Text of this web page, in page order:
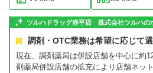
ツルハドラッグ赤平店 株式会社ツルハの
調剤・OTC業務は希望に応じて選
現在、調剤薬局は併設店舗を中心に約
剤薬局併設店舗の拡充により店舗ネッ